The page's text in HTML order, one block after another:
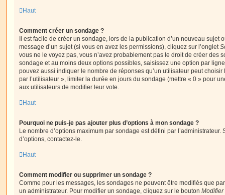
Haut
Comment créer un sondage ?
Il est facile de créer un sondage, lors de la publication d’un nouveau sujet
message d’un sujet (si vous en avez les permissions), cliquez sur l’onglet
vous ne le voyez pas, vous n’avez probablement pas le droit de créer des
sondage et au moins deux options possibles, saisissez une option par
pouvez aussi indiquer le nombre de réponses qu’un utilisateur peut
par l’utilisateur », limiter la durée en jours du sondage (mettre « 0 » pour
aux utilisateurs de modifier leur vote.
Haut
Pourquoi ne puis-je pas ajouter plus d’options à mon sondage ?
Le nombre d’options maximum par sondage est défini par
d’options, contactez-le.
Haut
Comment modifier ou supprimer un sondage ?
Comme pour les messages, les sondages ne peuvent être modifiés que
un administrateur. Pour modifier un sondage, cliquez sur le bouton Modifier